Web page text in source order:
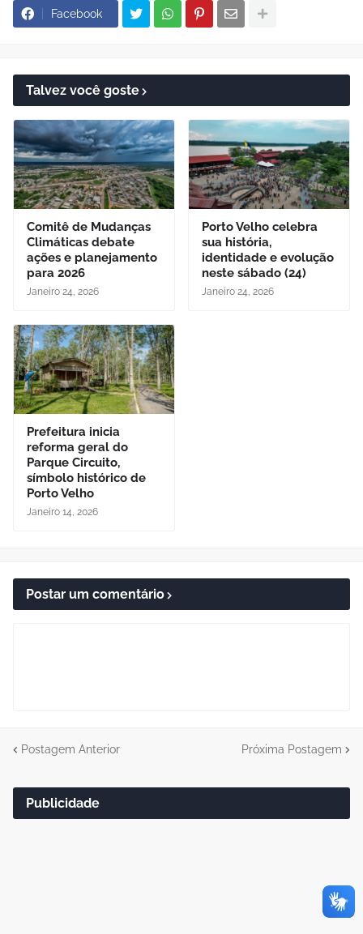
Facebook
Talvez você goste
Comitê de Mudanças
Climáticas debate
ações e planejamento
para 2026
Janeiro 24, 2026
Porto Velho celebra
sua história,
identidade e evolução
neste sábado (24)
Janeiro 24, 2026
Prefeitura inicia
reforma geral do
Parque Circuito,
símbolo histórico de
Porto Velho
Janeiro 14, 2026
Postar um comentário
Postagem Anterior Próxima Postagem
Publicidade